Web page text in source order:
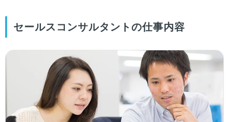
セールスコンサルタントの仕事内容